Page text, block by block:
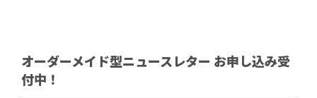
オーダーメイド型ニュースレター お申し込み受
付中！